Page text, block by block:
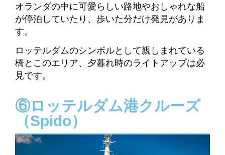
オランダの中に可愛らしい路地やおしゃれな船
が停泊していたり、歩いた分だけ発見がありま
す。
ロッテルダムのシンボルとして親しまれている
橋とこのエリア、夕暮れ時のライトアップは必
見です。
⑥ロッテルダム港クルーズ
（Spido）